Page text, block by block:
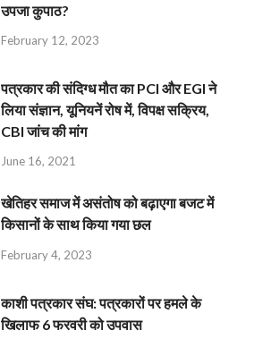
उपजा कुपाठ?
February 12, 2023
पत्रकार की संदिग्ध मौत का PCI और EGI ने
लिया संज्ञान, यूनियनें रोष में, विपक्ष सक्रिय,
CBI जांच की मांग
June 16, 2021
खेतिहर समाज में असंतोष को बढ़ाएगा बजट में
किसानों के साथ किया गया छल
February 4, 2023
काशी पत्रकार संघ: पत्रकारों पर हमले के
खिलाफ 6 फरवरी को उपवास